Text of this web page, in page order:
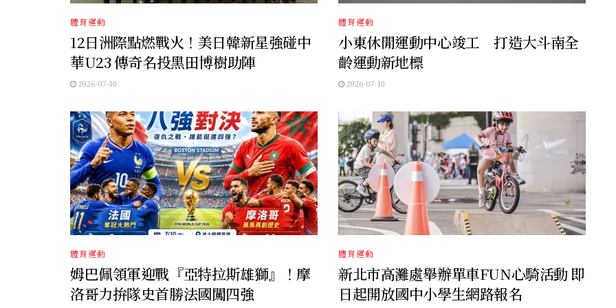
體育運動
12日洲際點燃戰火！美日韓新星強碰中
華U23 傳奇名投黑田博樹助陣
2026-07-10
體育運動
小東休閒運動中心竣工 打造大斗南全
齡運動新地標
2026-07-10
體育運動
姆巴佩領軍迎戰『亞特拉斯雄獅』！摩
洛哥力拚隊史首勝法國闖四強
體育運動
新北市高灘處舉辦單車FUN心騎活動 即
日起開放國中小學生網路報名